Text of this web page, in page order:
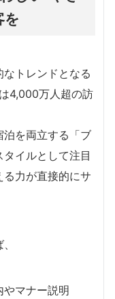
を
トレンドとなる
4,000万人超の訪
泊を両立する「ブ
イルとして注目
力が直接的にサ
マナー説明